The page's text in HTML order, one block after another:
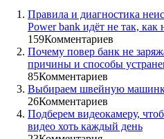
Правила и диагностика
Power bank идёт не так, как
159Комментариев
Почему повер банк не
причины и способы
85Комментариев
Выбираем швейную
26Комментариев
Подберем видеокамеру,
видео хоть каждый день